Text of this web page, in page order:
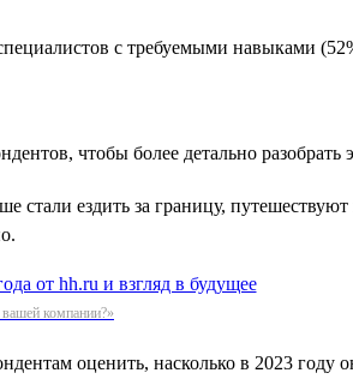
с требуемыми навыками
чтобы более детально разобрать
ездить за границу, путешествуют
компании?»
оценить, насколько в 2023